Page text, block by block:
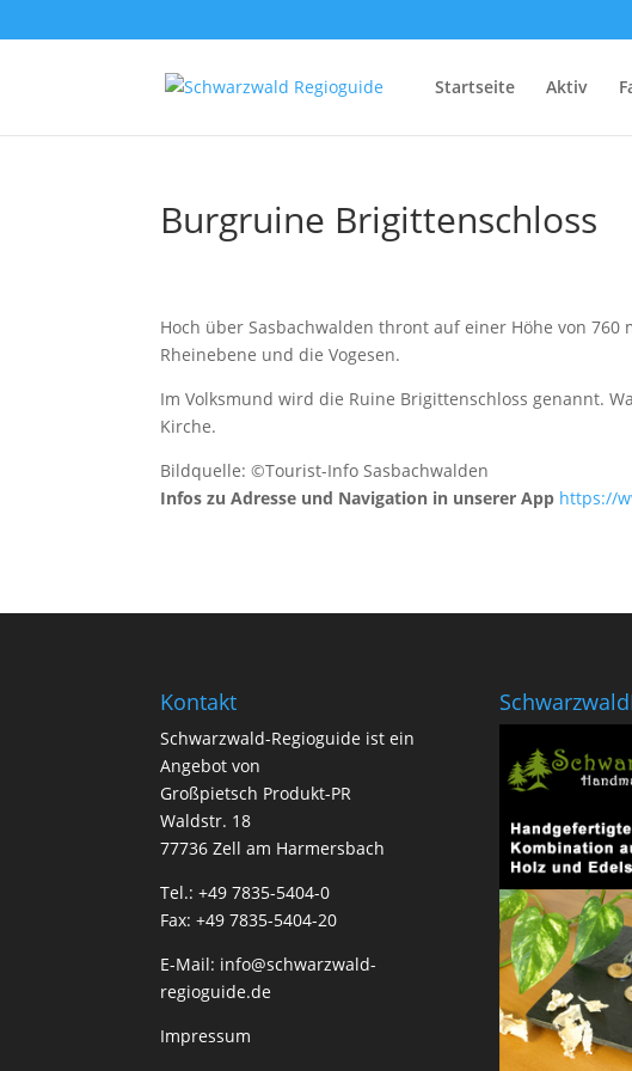
Startseite Aktiv
Burgruine Brigittenschloss
Hoch über Sasbachwalden thront auf einer Höhe von
Rheinebene und die Vogesen.
Im Volksmund wird die Ruine Brigittenschloss genannt.
Kirche.
Bildquelle: ©Tourist-Info Sasbachwalden
Infos zu Adresse und Navigation in unserer App https://
Kontakt
Schwarzwald-Regioguide ist ein
Angebot von
Großpietsch Produkt-PR
Waldstr. 18
77736 Zell am Harmersbach
Tel.: +49 7835-5404-0
Fax: +49 7835-5404-20
E-Mail: info@schwarzwald-
regioguide.de
Impressum